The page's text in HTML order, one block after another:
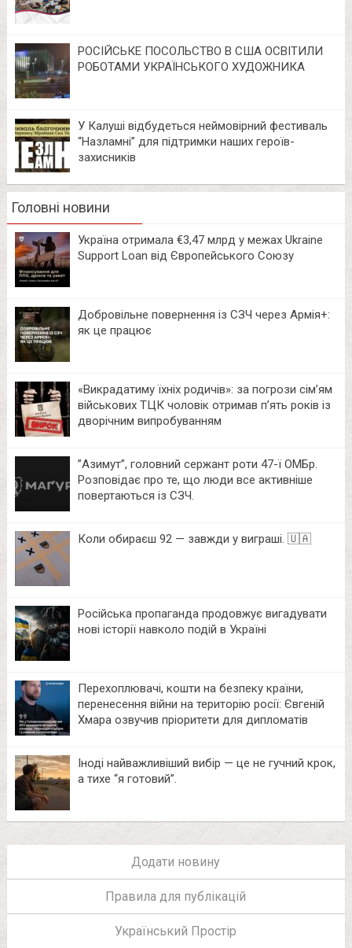
РОСІЙСЬКЕ ПОСОЛЬСТВО В США ОСВІТИЛИ
РОБОТАМИ УКРАЇНСЬКОГО ХУДОЖНИКА
У Калуші відбудеться неймовірний фестиваль
“Назламні” для підтримки наших героїв-
захисників
Головні новини
Україна отримала €3,47 млрд у межах Ukraine
Support Loan від Європейського Союзу
Добровільне повернення із СЗЧ через Армія+:
як це працює
«Викрадатиму їхніх родичів»: за погрози сім’ям
військових ТЦК чоловік отримав п’ять років із
дворічним випробуванням
⁨”Азимут”, головний сержант роти 47-ї ОМБр.
Розповідає про те, що люди все активніше
повертаються із СЗЧ.
Коли обираєш 92 — завжди у виграші. 🇺🇦
Російська пропаганда продовжує вигадувати
нові історії навколо подій в Україні
Перехоплювачі, кошти на безпеку країни,
перенесення війни на територію росії: Євгеній
Хмара озвучив пріоритети для дипломатів
Іноді найважливіший вибір — це не гучний крок,
а тихе “я готовий”.
Додати новину
Правила для публікацій
Український Простір